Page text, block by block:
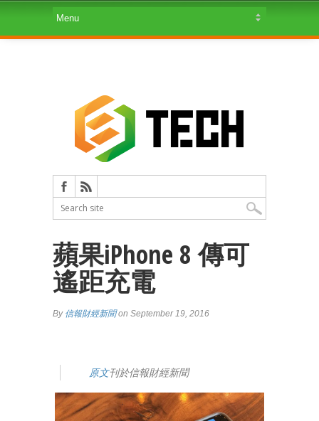
蘋果iPhone 8 傳可
遙距充電
By 信報財經新聞on September 19, 2016
原文刊於信報財經新聞